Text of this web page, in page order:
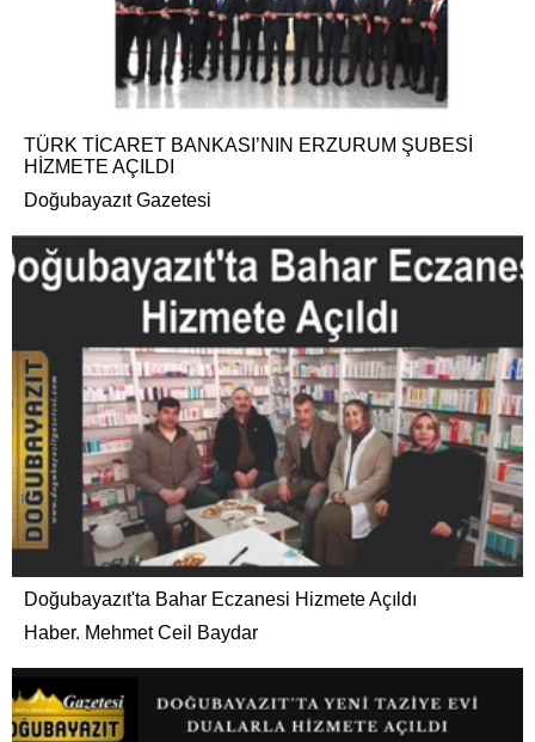
TÜRK TİCARET BANKASI’NIN ERZURUM ŞUBESİ
HİZMETE AÇILDI
Doğubayazıt Gazetesi
Doğubayazıt'ta Bahar Eczanesi Hizmete Açıldı
Haber. Mehmet Ceil Baydar